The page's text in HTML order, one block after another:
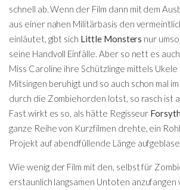
schnell ab. Wenn der Film dann mit dem
aus einer nahen Militärbasis den
einläutet, gibt sich Little Monsters nur
seine Handvoll Einfälle. Aber so nett es
Miss Caroline ihre Schützlinge mittels
Mitsingen beruhigt und so auch schon mal
durch die Zombiehorden lotst, so rasch ist
Fast wirkt es so, als hätte Regisseur
ganze Reihe von Kurzfilmen drehte, ein
Projekt auf abendfüllende Länge
Wie wenig der Film mit den, selbst für
erstaunlich langsamen Untoten anzufangen